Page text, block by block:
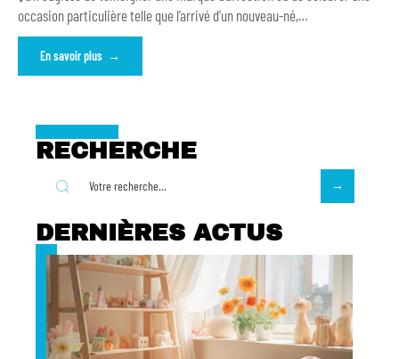
occasion particulière telle que l’arrivé d’un nouveau-né,…
En savoir plus
RECHERCHE
DERNIÈRES ACTUS